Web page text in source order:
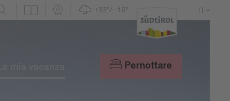
+33°/+16° IT
Pernottare